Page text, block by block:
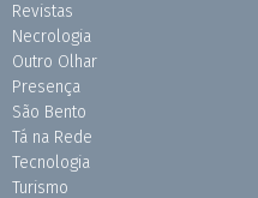
Revistas
Necrologia
Outro Olhar
Presença
São Bento
Tá na Rede
Tecnologia
Turismo